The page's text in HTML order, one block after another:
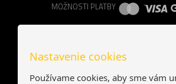
MOŽNOSTI PLATBY
Nastavenie cookies
Používame cookies, aby sme vám